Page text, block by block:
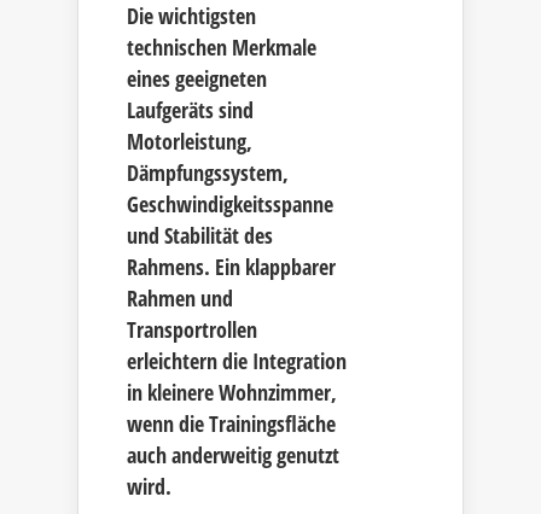
Die wichtigsten
technischen Merkmale
eines geeigneten
Laufgeräts sind
Motorleistung,
Dämpfungssystem,
Geschwindigkeitsspanne
und Stabilität des
Rahmens. Ein klappbarer
Rahmen und
Transportrollen
erleichtern die Integration
in kleinere Wohnzimmer,
wenn die Trainingsfläche
auch anderweitig genutzt
wird.